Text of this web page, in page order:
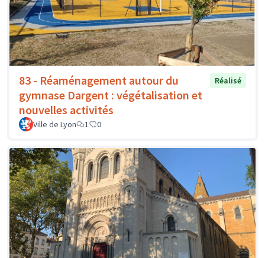
83 - Réaménagement autour du
gymnase Dargent : végétalisation et
nouvelles activités
Réalisé
Ville de Lyon 1 0